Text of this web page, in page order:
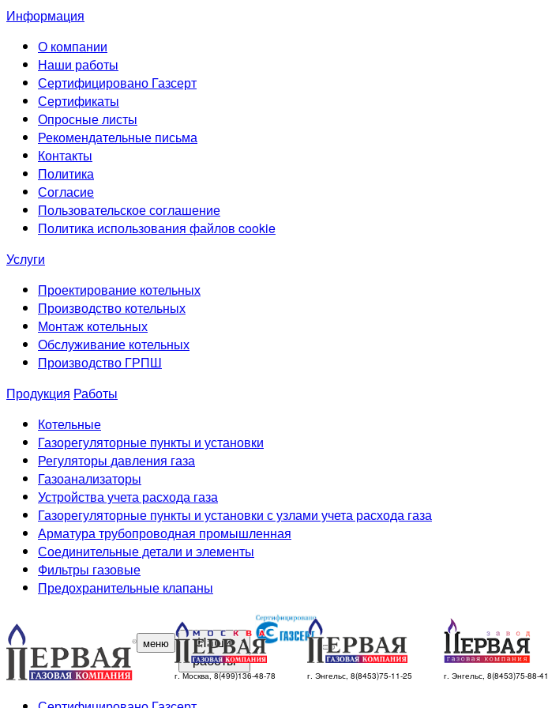
Информация
О компании
Наши работы
Сертифицировано Газсерт
Сертификаты
Опросные листы
Рекомендательные письма
Контакты
Политика
Согласие
Пользовательское соглашение
Политика использования файлов cookie
Услуги
Проектирование котельных
Производство котельных
Монтаж котельных
Обслуживание котельных
Производство ГРПШ
Продукция Работы
Котельные
Газорегуляторные пункты и установки
Регуляторы давления газа
Газоанализаторы
Устройства учета расхода газа
Газорегуляторные пункты и установки с узлами учета расхода газа
Арматура трубопроводная промышленная
Соединительные детали и элементы
Фильтры газовые
Предохранительные клапаны
меню
Наши
работы
г. Москва, 8(499)136-48-78 г. Энгельс, 8(8453)75-11-25 г. Энгельс, 8(8453)75-88-41